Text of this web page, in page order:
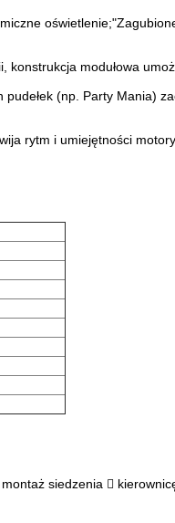
oświetlenie;
modułowa
(np. Party Mania)
rytm i umiejętności
siedzenia 